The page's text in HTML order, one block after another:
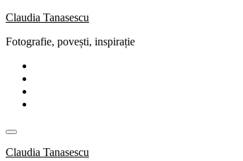
Skip
content
Claudia Tanasescu
Fotografie, povești, inspirație
Claudia Tanasescu